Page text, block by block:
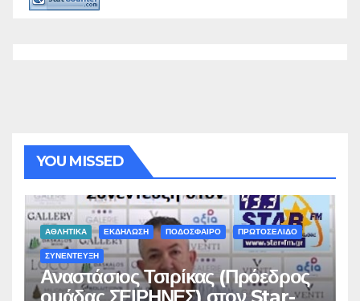
YOU MISSED
ΑΘΛΗΤΙΚΑ ΕΚΔΗΛΩΣΗ ΠΟΔΟΣΦΑΙΡΟ ΠΡΩΤΟΣΕΛΙΔΟ
ΣΥΝΕΝΤΕΥΞΗ
Αναστάσιος Τσιρίκας (Πρόεδρος